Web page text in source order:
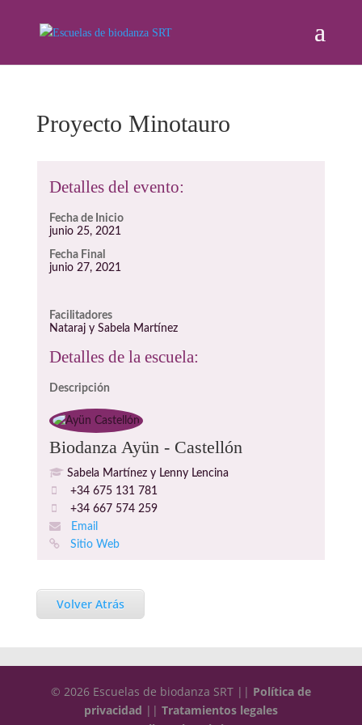
Proyecto Minotauro
Detalles del evento:
Fecha de Inicio
junio 25, 2021
Fecha Final
junio 27, 2021
Facilitadores
Nataraj y Sabela Martínez
Detalles de la escuela:
Descripción
Biodanza Ayün - Castellón
Sabela Martínez y Lenny Lencina
+34 675 131 781
+34 667 574 259
Email
Sitio Web
Volver Atrás
© 2026 Escuelas de biodanza SRT || Política de
privacidad || Tratamientos legales